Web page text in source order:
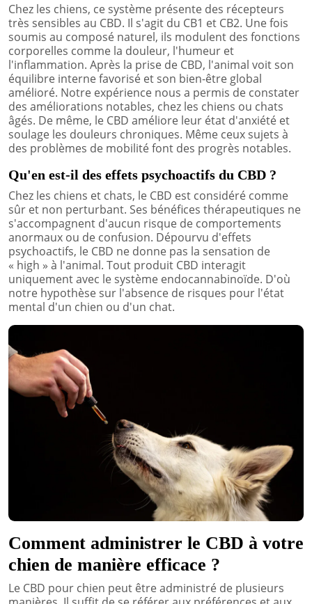
Chez les chiens, ce système présente des récepteurs
très sensibles au CBD. Il s'agit du CB1 et CB2. Une fois
soumis au composé naturel, ils modulent des fonctions
corporelles comme la douleur, l'humeur et
l'inflammation. Après la prise de CBD, l'animal voit son
équilibre interne favorisé et son bien-être global
amélioré. Notre expérience nous a permis de constater
des améliorations notables, chez les chiens ou chats
âgés. De même, le CBD améliore leur état d'anxiété et
soulage les douleurs chroniques. Même ceux sujets à
des problèmes de mobilité font des progrès notables.
Qu'en est-il des effets psychoactifs du CBD ?
Chez les chiens et chats, le CBD est considéré comme
sûr et non perturbant. Ses bénéfices thérapeutiques ne
s'accompagnent d'aucun risque de comportements
anormaux ou de confusion. Dépourvu d'effets
psychoactifs, le CBD ne donne pas la sensation de
« high » à l'animal. Tout produit CBD interagit
uniquement avec le système endocannabinoïde. D'où
notre hypothèse sur l'absence de risques pour l'état
mental d'un chien ou d'un chat.
Comment administrer le CBD à votre
chien de manière efficace ?
Le CBD pour chien peut être administré de plusieurs